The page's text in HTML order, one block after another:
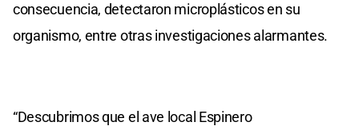
consecuencia, detectaron microplásticos en su
organismo, entre otras investigaciones alarmantes.
“Descubrimos que el ave local Espinero